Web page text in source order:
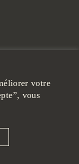
votre
vous